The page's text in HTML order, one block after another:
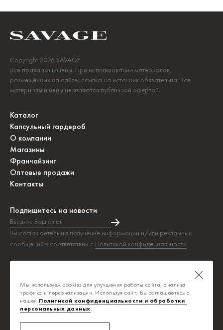
Copyright 2026 SAVAGE
Все права защищены. При использовании материалов,
размещённых на сайте, ссылка на источник обязательна. Все
материалы и цены не являются публичной офертой.
Каталог
Капсульный гардероб
О компании
Магазины
Франчайзинг
Оптовые продажи
Контакты
Подпишитесь на новости
Введите Ваш email
Вы соглашаетесь на получение информации и/или рекламных
сообщений в соответствии с Политикой конфидециальности
Подписка на новости прошла успешно!
Политика конфиденциальности
Публичная оферта
Мы используем cookies для улучшения работы сайта, анализа
трафика и персонализации. Используя сайт, Вы соглашаетесь с
нашей Политикой конфиденциальности и обработки
персональных данных.